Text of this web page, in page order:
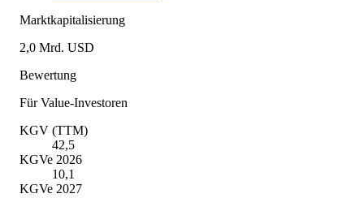
Marktkapitalisierung
2,0 Mrd. USD
Bewertung
Für Value-Investoren
KGV (TTM)
42,5
KGVe 2026
10,1
KGVe 2027